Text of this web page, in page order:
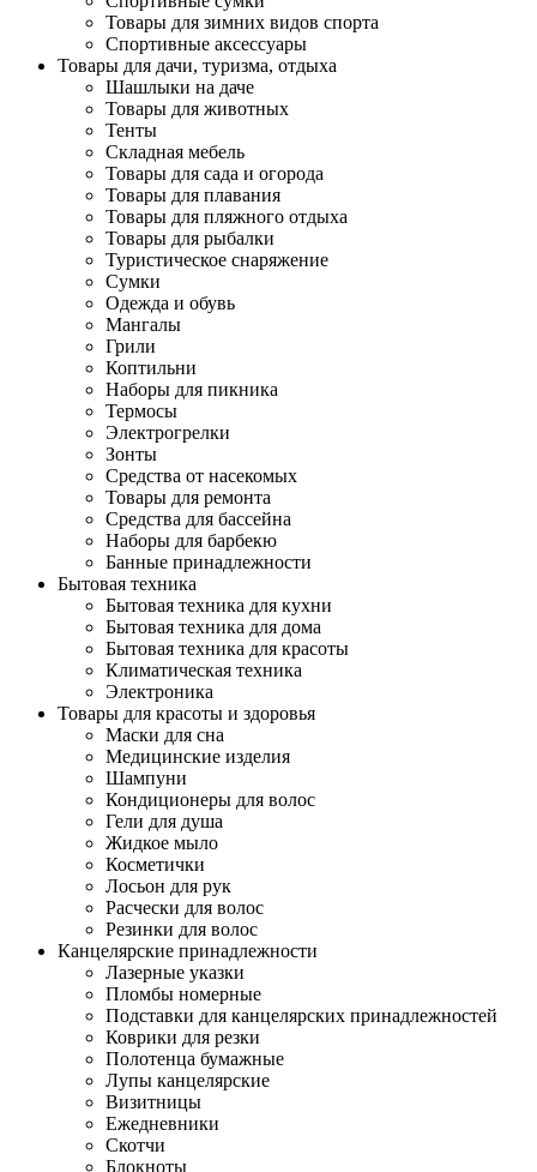
Товары для зимних видов спорта
Спортивные аксессуары
Товары для дачи, туризма, отдыха
Шашлыки на даче
Товары для животных
Тенты
Складная мебель
Товары для сада и огорода
Товары для плавания
Товары для пляжного отдыха
Товары для рыбалки
Туристическое снаряжение
Сумки
Одежда и обувь
Мангалы
Грили
Коптильни
Наборы для пикника
Термосы
Электрогрелки
Зонты
Средства от насекомых
Товары для ремонта
Средства для бассейна
Наборы для барбекю
Банные принадлежности
Бытовая техника
Бытовая техника для кухни
Бытовая техника для дома
Бытовая техника для красоты
Климатическая техника
Электроника
Товары для красоты и здоровья
Маски для сна
Медицинские изделия
Шампуни
Кондиционеры для волос
Гели для душа
Жидкое мыло
Косметички
Лосьон для рук
Расчески для волос
Резинки для волос
Канцелярские принадлежности
Лазерные указки
Пломбы номерные
Подставки для канцелярских принадлежностей
Коврики для резки
Полотенца бумажные
Лупы канцелярские
Визитницы
Ежедневники
Скотчи
Блокноты